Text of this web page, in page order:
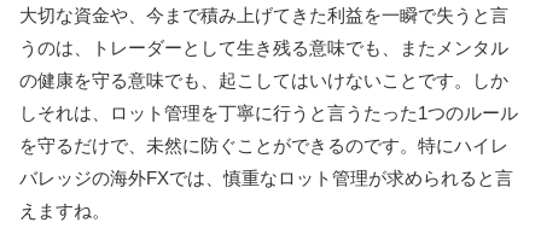
大切な資金や、今まで積み上げてきた利益を一瞬で失うと言
うのは、トレーダーとして生き残る意味でも、またメンタル
の健康を守る意味でも、起こしてはいけないことです。しか
しそれは、ロット管理を丁寧に行うと言うたった1つのルール
を守るだけで、未然に防ぐことができるのです。特にハイレ
バレッジの海外FXでは、慎重なロット管理が求められると言
えますね。